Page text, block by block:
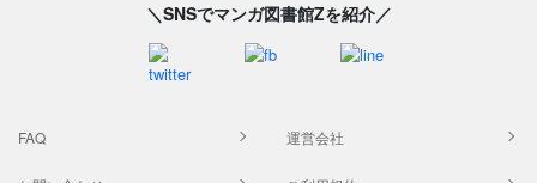
＼SNSでマンガ図書館Zを紹介／
FAQ 運営会社